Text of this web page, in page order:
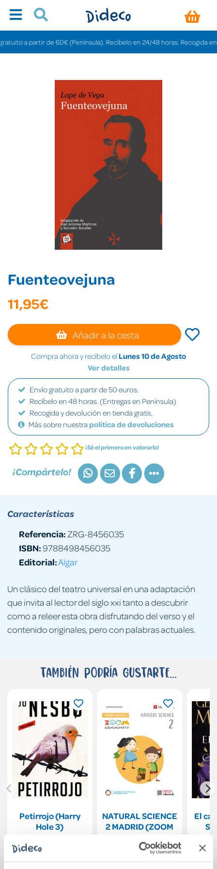
a partir de 60€ (Península). Recíbelo en 24/48 horas. Recogida en
Fuenteovejuna
11,95€
Añadir a la cesta
Compra ahora y recíbelo el Lunes 10 de Agosto
Ver detalles
Envío gratuito a partir de 50 euros.
Recíbelo en 48 horas. (Entregas en Península)
Recogida y devolución en tienda gratis.
Más sobre nuestra política de devoluciones
¡Sé el primero en valorarlo!
¡Compártelo!
Un clásico del teatro universal en una adaptación
que invita al lector del siglo xxi tanto a descubrir
como a releer esta obra disfrutando del verso y el
contenido originales, pero con palabras actuales.
Características
Referencia: ZRG-8456035
ISBN:9788498456035
Editorial:Algar
También podría gustarte...
Petirrojo (Harry
Hole 3)
22,90€
NATURAL SCIENCE
2 MADRID (ZOOM
32,47€
El